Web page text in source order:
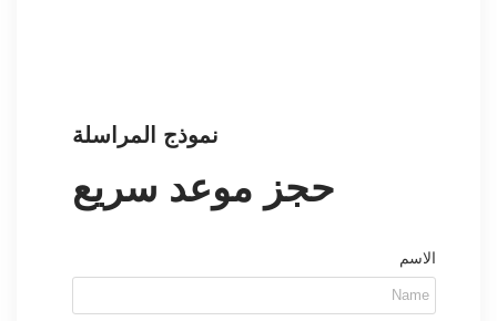
نموذج المراسلة
حجز موعد سريع
الاسم